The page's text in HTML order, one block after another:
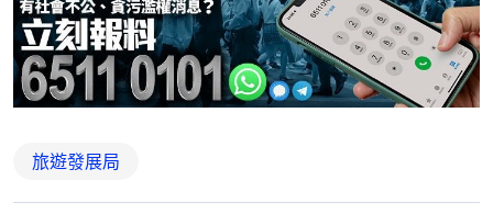
旅遊發展局